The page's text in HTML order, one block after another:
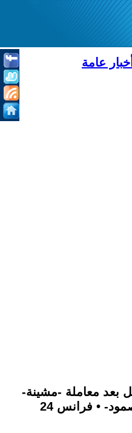
أخبار عامة
بعد معاملة -مشينة-
بحق ناشطي -أسطول الصمود- • فرانس 24 /